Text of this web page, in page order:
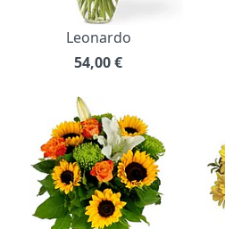
Leonardo
54,00€